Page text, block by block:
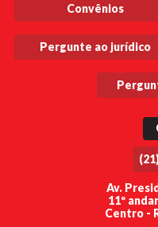
Convênios
Pergunte ao jurídico
Av.
11º
Centro -